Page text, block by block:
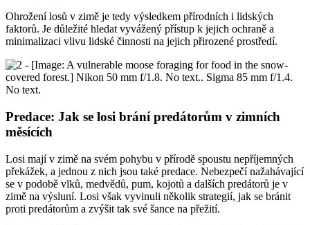
Ohrožení losů v zimě je tedy výsledkem přírodních i lidských
faktorů. Je důležité hledat vyvážený přístup k jejich ochraně a
minimalizaci vlivu lidské činnosti na jejich přirozené prostředí.
Predace: Jak se losi brání predátorům v zimních
měsících
Losi mají v zimě na svém pohybu v přírodě spoustu nepříjemných
překážek, a jednou z nich jsou také predace. Nebezpečí nažahávající
se v podobě vlků, medvědů, pum, kojotů a dalších predátorů je v
zimě na výsluní. Losi však vyvinuli několik strategií, jak se bránit
proti predátorům a zvýšit tak své šance na přežití.